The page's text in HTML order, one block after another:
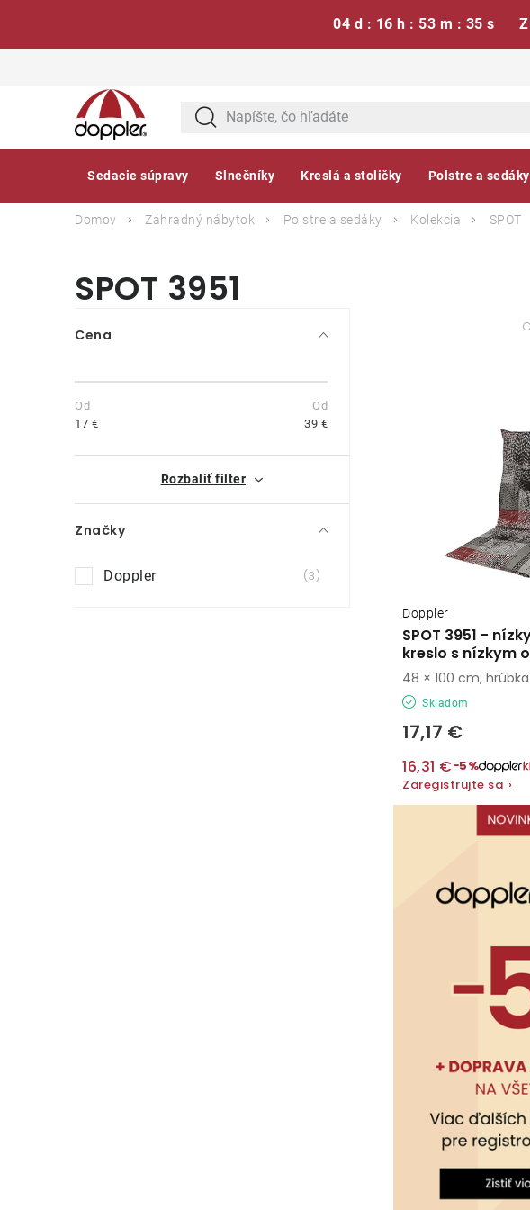
04 d : 16 h : 53 m : 35 s
Sedacie súpravy Slnečníky Kreslá a stoličky Polstre a sedáky
Domov Záhradný nábytok Polstre a sedáky Kolekcia SPOT
SPOT 3951
B
č
n
ý
p
a
n
e
Cena
17 € 39 €
Rozbaliť filter
Značky
Doppler 3
o
d
u
k
t
o
SPOT 3951 -
kreslo s nízkym
Doppler
Skladom
17,17 €
16,31 €−5%
Zaregistrujte sa ›
48 × 100 cm,